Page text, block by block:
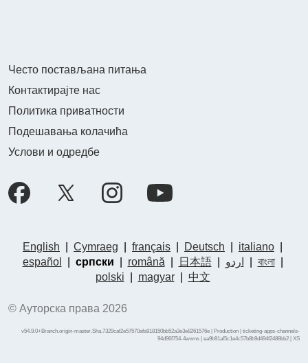
Често постављана питања
Контактирајте нас
Политика приватности
Подешавања колачића
Услови и одредбе
English Cymraeg français Deutsch italiano
español
српски română 日本語| اردو বাংলা|
polski
magyar| 中文
© Ауторска права 2026
v54.9.0+Branch.origin-master.Sha.7329caf2e57570afa918150bb52a3e3e8261576e | Production | ticketing-apps-channels-
94d96f754-4wwns | ea9b91af5c1e4c57b8b9d494f2488bb2 | XS